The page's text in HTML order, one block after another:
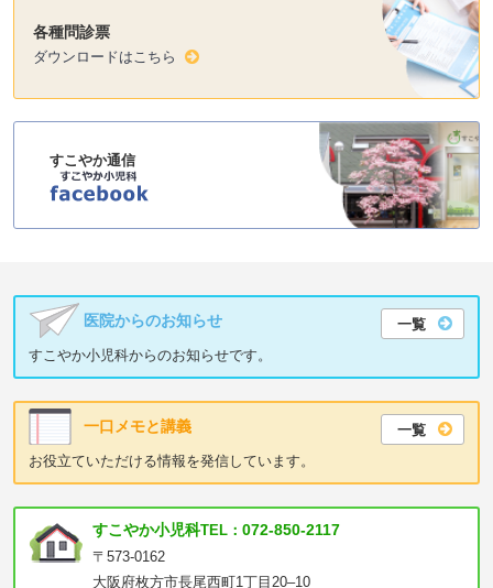
各種問診票
ダウンロードはこちら
すこやか通信
医院からのお知らせ
一覧
すこやか小児科からのお知らせです。
一口メモと講義
一覧
お役立ていただける情報を発信しています。
すこやか小児科TEL： 072-850-2117
〒573-0162
大阪府枚方市長尾西町1丁目20–10